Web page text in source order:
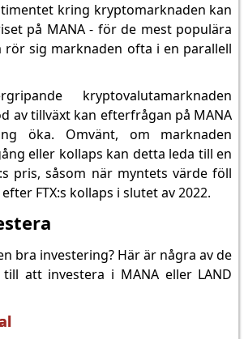
kring kryptomarknaden kan
på MANA - för de mest populära
rör sig marknaden ofta i en parallell
kryptovalutamarknaden
av tillväxt kan efterfrågan på MANA
öka. Omvänt, om marknaden
eller kollaps kan detta leda till en
pris, såsom när myntets värde föll
FTX:s kollaps i slutet av 2022.
bra investering? Här är några av de
att investera i MANA eller LAND